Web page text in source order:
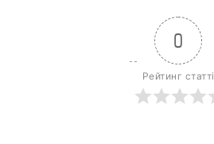
0
Рейтинг статті